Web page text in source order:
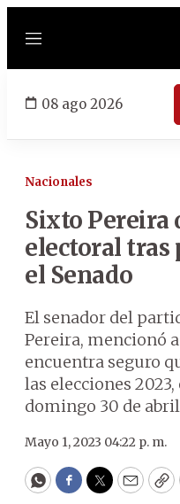
Menú
08 ago 2026
Nacionales
Sixto Pereira
electoral tras
el Senado
El senador del
Pereira, mencionó
encuentra seguro
las elecciones
domingo 30 de
Mayo 1, 2023 04:22 p. m.
WhatsApp
Facebook
Twitter
Email